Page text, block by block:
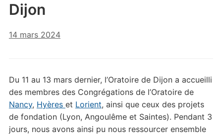
Dijon
14 mars 2024
Du 11 au 13 mars dernier, l’Oratoire de Dijon a accueilli
des membres des Congrégations de l’Oratoire de
Nancy, Hyères et Lorient, ainsi que ceux des projets
de fondation (Lyon, Angoulême et Saintes). Pendant 3
jours, nous avons ainsi pu nous ressourcer ensemble